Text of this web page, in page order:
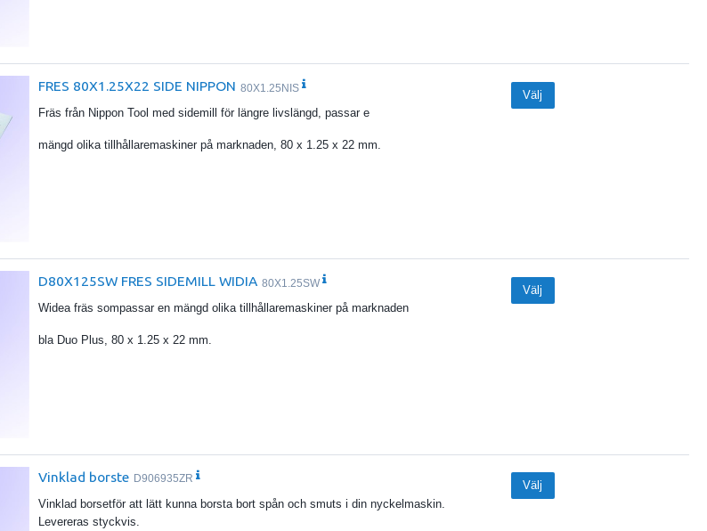
FRES 80X1.25X22 SIDE NIPPON 80X1.25NIS
Fräs från Nippon Tool med sidemill för längre livslängd, passar e
mängd olika tillhållaremaskiner på marknaden, 80 x 1.25 x 22 mm.
Välj
D80X125SW FRES SIDEMILL WIDIA 80X1.25SW
Widea fräs sompassar en mängd olika tillhållaremaskiner på marknaden
bla Duo Plus, 80 x 1.25 x 22 mm.
Välj
Vinklad borste D906935ZR
Vinklad borsetför att lätt kunna borsta bort spån och smuts i din nyckelmaskin.
Levereras styckvis.
Välj